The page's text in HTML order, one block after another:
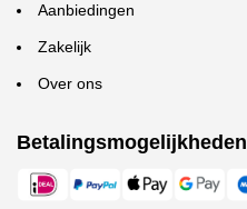
Aanbiedingen
Zakelijk
Over ons
Betalingsmogelijkheden